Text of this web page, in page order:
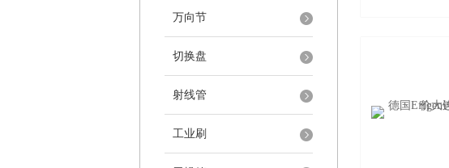
万向节
切换盘
射线管
工业刷